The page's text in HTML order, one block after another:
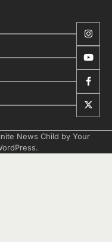
News Child by Your
.